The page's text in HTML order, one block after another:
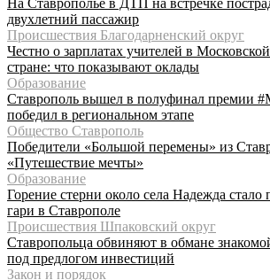
двухлетний пассажир
Происшествия Благодарненский округ
Честно о зарплатах учителей в
стране: что показывают оклады
Образование
Ставрополь вышел в полуфинал
победил в региональном этапе
Общество Ставрополь
Победители «Большой перемены» из
«Путешествие мечты»
Образование
Горение стерни около села Надежда стало
гари в Ставрополе
Происшествия Шпаковский округ
Ставропольца обвиняют в обмане
под предлогом инвестиций
Закон и порядок